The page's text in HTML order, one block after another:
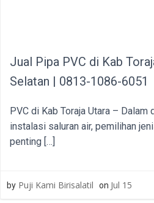
Jual Pipa PVC di Kab
Selatan | 0813-1086-6051
PVC di Kab Toraja Utara – Dalam
instalasi saluran air, pemilihan
penting […]
by Puji Kami Birisalatil on Jul 15